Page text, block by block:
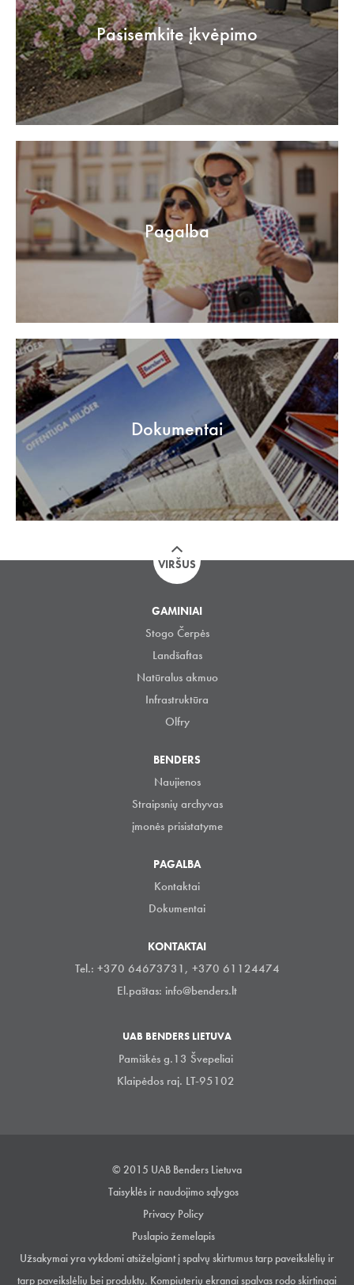
Pasisemkite įkvėpimo
Pagalba
Dokumentai
VIRŠUS
GAMINIAI
Stogo Čerpės
Landšaftas
Natūralus akmuo
Infrastruktūra
Olfry
BENDERS
Naujienos
Straipsnių archyvas
įmonės prisistatyme
PAGALBA
Kontaktai
Dokumentai
KONTAKTAI
Tel.: +370 64673731, +370 61124474
El.paštas: info@benders.lt
UAB BENDERS LIETUVA
Pamiškės g.13 Švepeliai
Klaipėdos raj. LT-95102
© 2015 UAB Benders Lietuva
Taisyklės ir naudojimo sąlygos
Privacy Policy
Puslapio žemelapis
Užsakymai yra vykdomi atsiželgiant į spalvų skirtumus tarp paveikslėlių ir
tarp paveikslėlių bei produktų. Kompiuterių ekranai spalvas rodo skirtingai